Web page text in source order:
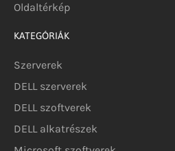
Oldaltérkép
KATEGÓRIÁK
Szerverek
DELL szerverek
DELL szoftverek
DELL alkatrészek